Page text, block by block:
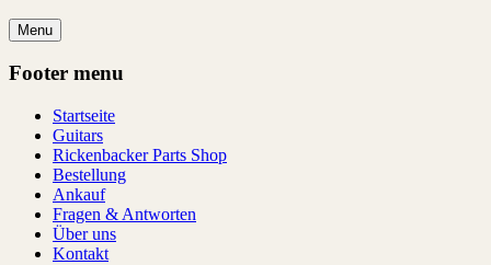
Menu
Footer menu
Startseite
Guitars
Rickenbacker Parts Shop
Bestellung
Ankauf
Fragen & Antworten
Über uns
Kontakt